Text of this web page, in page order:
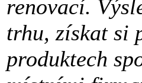
renovací.
trhu, získat si
produktech